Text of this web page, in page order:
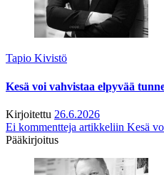
Tapio Kivistö
Kesä voi vahvistaa elpyvää
Kirjoitettu 26.6.2026
Ei kommentteja artikkeliin Kesä
Pääkirjoitus